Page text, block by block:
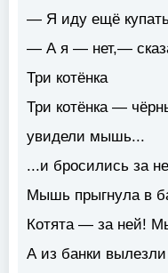
— Я иду ещё
— А я — нет,—
Три котёнка
Три котёнка —
увидели мышь...
...и бросились за
Мышь прыгнула в
Котята — за ней!
А из банки